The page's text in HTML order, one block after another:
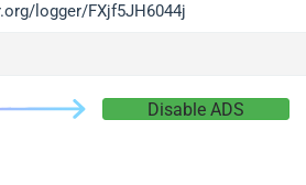
logger/FXjf5JH6044j
Disable ADS